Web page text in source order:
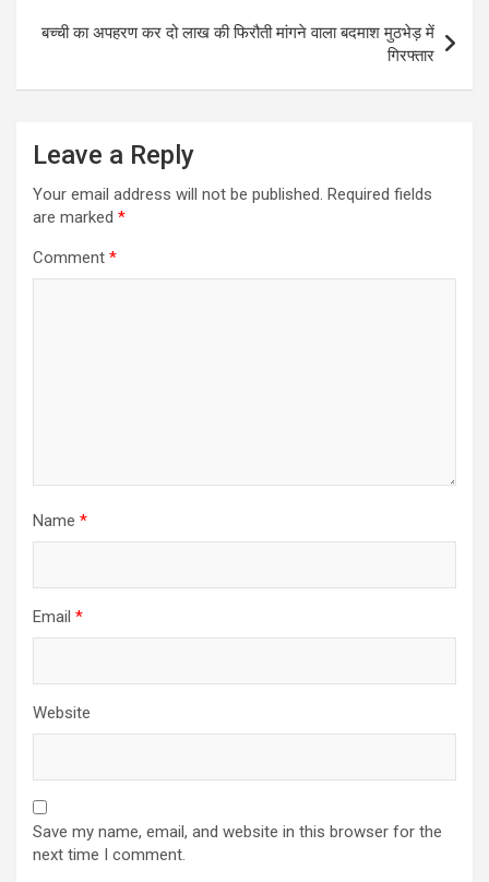
बच्ची का अपहरण कर दो लाख की फिरौती मांगने वाला बदमाश मुठभेड़ में
गिरफ्तार
Leave a Reply
Your email address will not be published. Required fields
are marked *
Comment *
Name *
Email *
Website
Save my name, email, and website in this browser for the
next time I comment.